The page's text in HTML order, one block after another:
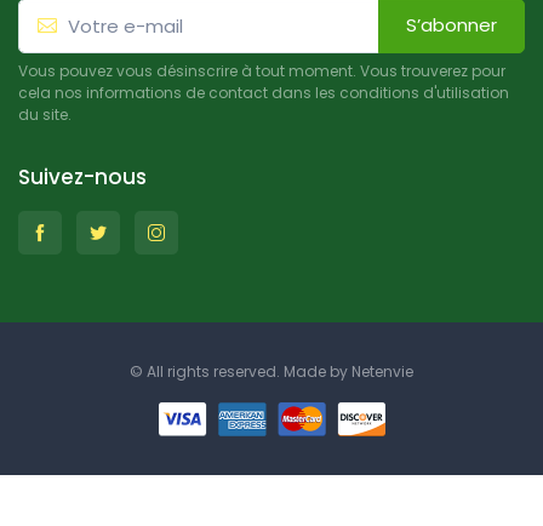
S’abonner
Vous pouvez vous désinscrire à tout moment. Vous trouverez pour
cela nos informations de contact dans les conditions d'utilisation
du site.
Suivez-nous
© All rights reserved. Made by Netenvie